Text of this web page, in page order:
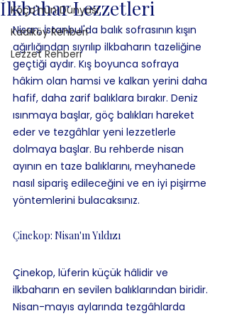
Koço'nun Dünyası
Kadıköy Rehberi
Lezzet Rehberi
İlkbahar Lezzetleri
Nisan, İstanbul'da balık sofrasının kışın
ağırlığından sıyrılıp ilkbaharın tazeliğine
geçtiği aydır. Kış boyunca sofraya
hâkim olan hamsi ve kalkan yerini daha
hafif, daha zarif balıklara bırakır. Deniz
ısınmaya başlar, göç balıkları hareket
eder ve tezgâhlar yeni lezzetlerle
dolmaya başlar. Bu rehberde nisan
ayının en taze balıklarını, meyhanede
nasıl sipariş edileceğini ve en iyi pişirme
yöntemlerini bulacaksınız.
Çinekop: Nisan'ın Yıldızı
Çinekop, lüferin küçük hâlidir ve
ilkbaharın en sevilen balıklarından biridir.
Nisan-mayıs aylarında tezgâhlarda